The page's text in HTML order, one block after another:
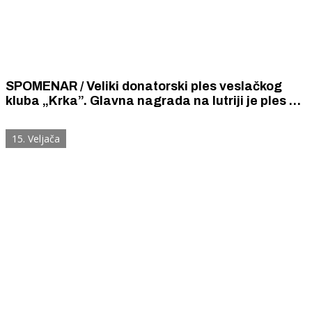
SPOMENAR / Veliki donatorski ples veslačkog
kluba „Krka”. Glavna nagrada na lutriji je ples s
gospođicom Dulibić.
15. Veljača